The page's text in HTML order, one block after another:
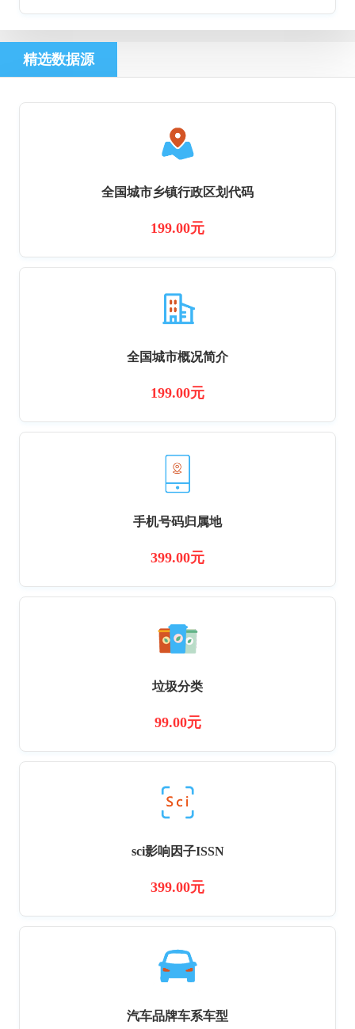
精选数据源
全国城市乡镇行政区划代码
199.00元
全国城市概况简介
199.00元
手机号码归属地
399.00元
垃圾分类
99.00元
sci影响因子ISSN
399.00元
汽车品牌车系车型